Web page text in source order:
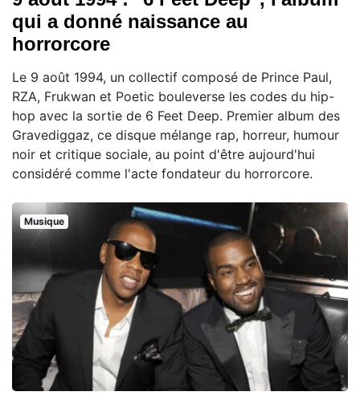
qui a donné naissance au
horrorcore
Le 9 août 1994, un collectif composé de Prince Paul,
RZA, Frukwan et Poetic bouleverse les codes du hip-
hop avec la sortie de 6 Feet Deep. Premier album des
Gravediggaz, ce disque mélange rap, horreur, humour
noir et critique sociale, au point d'être aujourd'hui
considéré comme l'acte fondateur du horrorcore.
Musique